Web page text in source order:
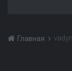
Главная